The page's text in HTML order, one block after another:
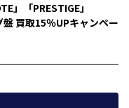
」「PRESTIGE」
盤 買取15％UPキャンペー